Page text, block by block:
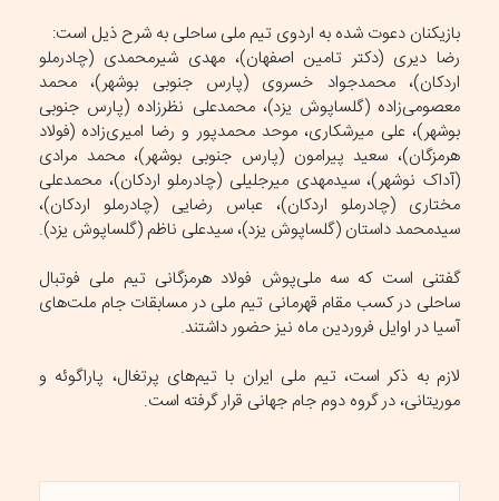
بازیکنان دعوت شده به اردوی تیم ملی ساحلی به شرح ذیل است:
رضا دیری (دکتر تامین اصفهان)، مهدی شیرمحمدی (چادرملو
اردکان)، محمدجواد خسروی (پارس جنوبی بوشهر)، محمد
معصومی‌زاده (گلساپوش یزد)، محمدعلی نظرزاده (پارس جنوبی
بوشهر)، علی میرشکاری، موحد محمدپور و رضا امیری‌زاده (فولاد
هرمزگان)، سعید پیرامون (پارس جنوبی بوشهر)، محمد مرادی
(آداک نوشهر)، سیدمهدی میرجلیلی (چادرملو اردکان)، محمدعلی
مختاری (چادرملو اردکان)، عباس رضایی (چادرملو اردکان)،
سیدمحمد داستان (گلساپوش یزد)، سیدعلی ناظم (گلساپوش یزد).
گفتنی است که سه ملی‌پوش فولاد هرمزگانی تیم ملی فوتبال
ساحلی در کسب مقام قهرمانی تیم ملی در مسابقات جام ملت‌های
آسیا در اوایل فروردین ماه نیز حضور داشتند.
لازم به ذکر است، تیم ملی ایران با تیم‌های پرتغال، پاراگوئه و
موریتانی، در گروه دوم جام جهانی قرار گرفته است.